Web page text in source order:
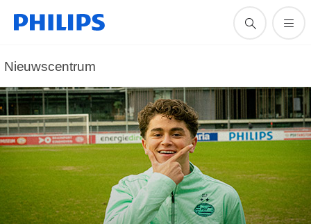
Nieuwscentrum